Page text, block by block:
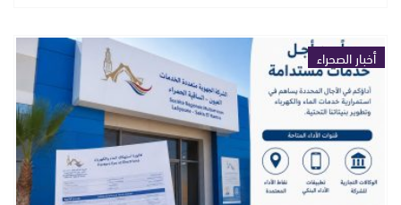
أخبار الصحراء